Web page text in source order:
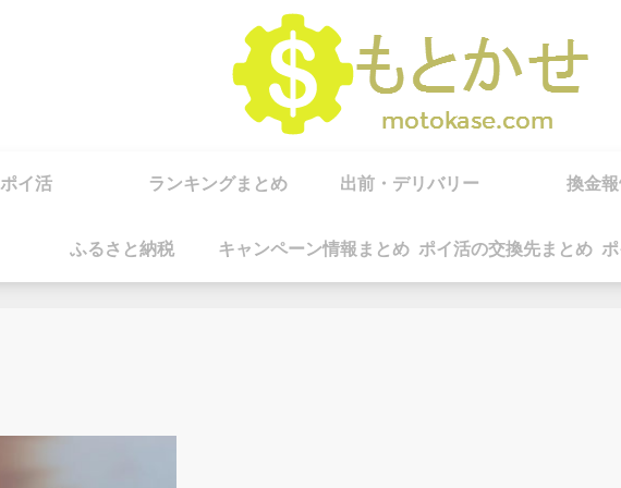
ポイ活 ランキングまとめ 出前・デリバリー 換金
ふるさと納税 キャンペーン情報まとめ ポイ活の交換先まとめ